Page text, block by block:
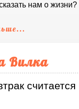
нам о жизни?
Вилка
считается